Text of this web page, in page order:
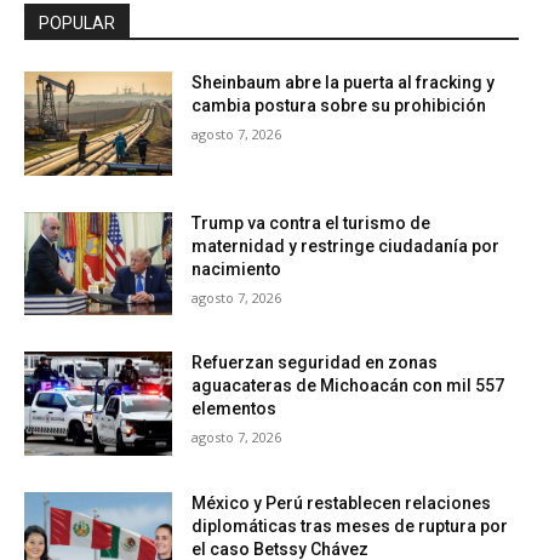
POPULAR
Sheinbaum abre la puerta al fracking y
cambia postura sobre su prohibición
agosto 7, 2026
Trump va contra el turismo de
maternidad y restringe ciudadanía por
nacimiento
agosto 7, 2026
Refuerzan seguridad en zonas
aguacateras de Michoacán con mil 557
elementos
agosto 7, 2026
México y Perú restablecen relaciones
diplomáticas tras meses de ruptura por
el caso Betssy Chávez